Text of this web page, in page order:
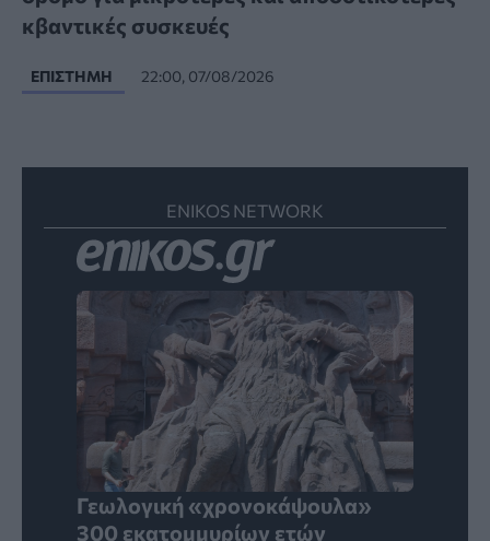
κβαντικές συσκευές
ΕΠΙΣΤΉΜΗ 22:00, 07/08/2026
ENIKOS NETWORK
Γεωλογική «χρονοκάψουλα»
300 εκατομμυρίων ετών